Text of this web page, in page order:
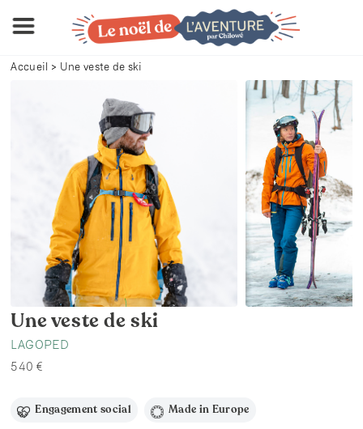
to
Accueil > Une veste de ski
Une veste de ski
LAGOPED
540 €
Engagement social Made in Europe